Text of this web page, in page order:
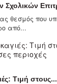
θεσμός που
από...
Τιμή στους...